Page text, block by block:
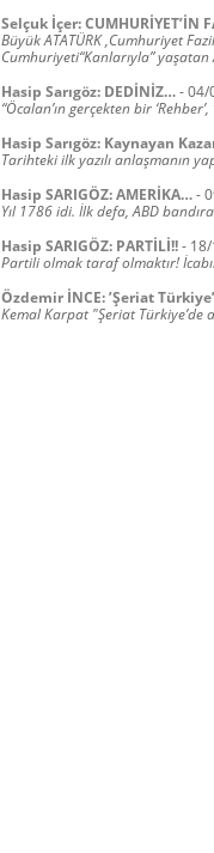
Selçuk İçer: CUMHURİYET’İN
Büyük ATATÜRK ,Cumhuriyet
Cumhuriyeti“Kanlarıyla”
Hasip Sarıgöz: DEDİNİZ…-04/
“Öcalan’ın gerçekten bir
Hasip Sarıgöz: Kaynayan
Tarihteki ilk yazılı anlaşmanın
Hasip SARIGÖZ: AMERİKA…-
Yıl 1786 idi. İlk defa, ABD
Hasip SARIGÖZ: PARTİLİ!!-
Partili olmak taraf olmaktır!
Özdemir İNCE: ’Şeriat
Kemal Karpat "Şeriat